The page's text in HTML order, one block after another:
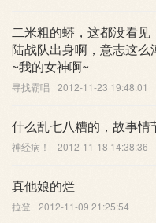
二米粗的蟒，这都没看
陆战队出身啊，意志这
~我的女神啊~
寻找霸唱 2012-11-23 19:48:01
什么乱七八糟的，故事情
神经病！ 2012-11-18 14:38:36
真他娘的烂
拉登 2012-11-09 21:25:54